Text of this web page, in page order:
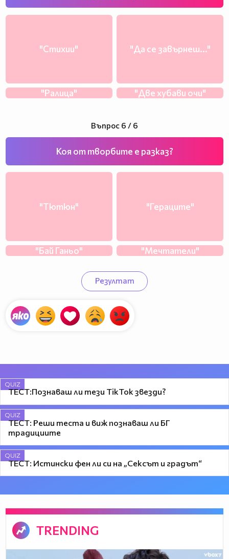
"Стихии" "Да се завърнеш..."
"Ралица" "Две хубави очи"
Въпрос 6 / 6
Коя от творбите е разказ?
"Тютюн" "Гераците"
"Бай Ганьо" "Мечтатели"
Резултат
QUIZ
ТЕСТ:Познаваш ли тези TikTok звезди?
QUIZ
ТЕСТ: Реши теста и виж познаваш ли БГ
традициите
QUIZ
ТЕСТ: Истински фен ли си на „Сексът и градът“
TRENDING